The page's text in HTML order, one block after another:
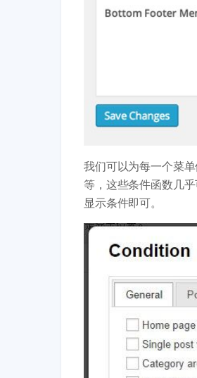
我们可以为每一个菜
等，这些条件函数几
显示条件即可。